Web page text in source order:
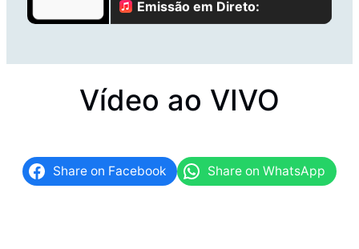
Vídeo ao VIVO
Share on Facebook Share on WhatsApp